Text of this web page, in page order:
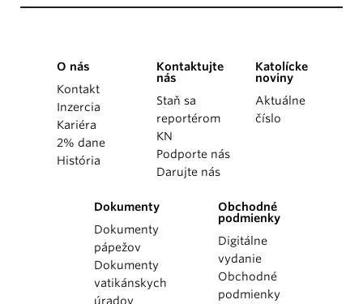
O nás
Kontakt
Inzercia
Kariéra
2% dane
História
Kontaktujte
nás
Staň sa
reportérom
KN
Podporte nás
Darujte nás
Katolícke
noviny
Aktuálne
číslo
Dokumenty
Dokumenty
pápežov
Dokumenty
vatikánskych
úradov
Obchodné
podmienky
Digitálne
vydanie
Obchodné
podmienky